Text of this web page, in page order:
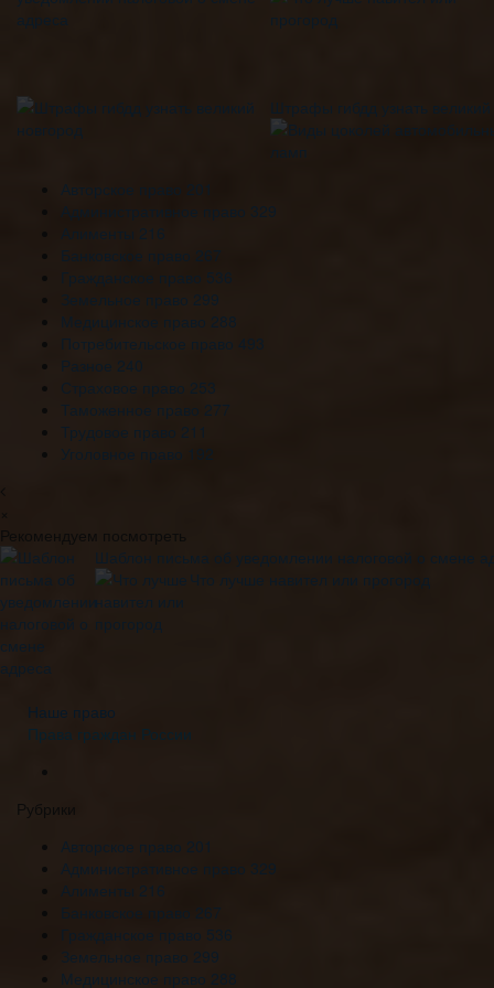
Авторское право
299
Медицинское право
288
Потребительское право
Разное 240
Страховое право 253
Таможенное право 277
Трудовое право
Уголовное право
Рекомендуем посмотреть
Шаблон письма об уведомлении налоговой о смене
Что лучше навител или прогород
Наше право
Права граждан России
Рубрики
Авторское право
201
Административное право
Алименты
Гражданское право 536
Земельное право 299
Медицинское право 288